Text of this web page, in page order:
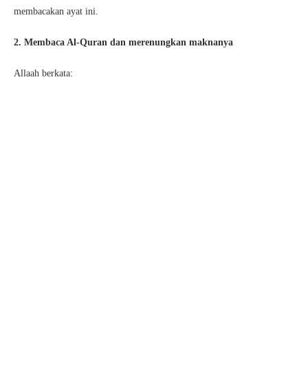
membacakan ayat ini.
2. Membaca Al-Quran dan merenungkan maknanya
Allaah berkata: